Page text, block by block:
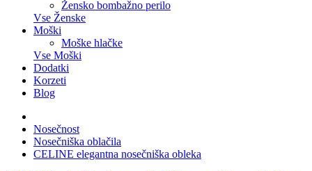
Žensko bombažno perilo
Vse Ženske
Moški
Moške hlačke
Vse Moški
Dodatki
Korzeti
Blog
Nosečnost
Nosečniška oblačila
CELINE elegantna nosečniška obleka